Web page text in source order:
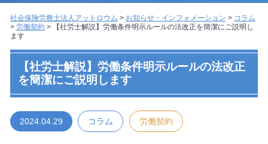
社会保険労務士法人アットロウム > お知らせ・インフォメーション > コラム
> 労働契約>
【社労士解説】労働条件明示ルールの法改正を簡潔にご説明し
ます
【社労士解説】労働条件明示ルールの法改正
を簡潔にご説明します
2024.04.29 コラム 労働契約